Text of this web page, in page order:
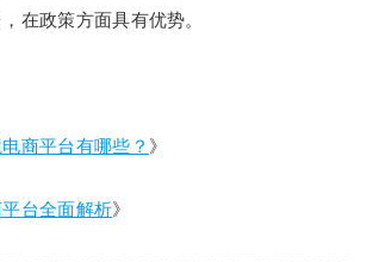
在政策方面具有优势。
商平台有哪些？ 》
台全面解析》